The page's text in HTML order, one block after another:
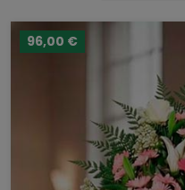
96,00 €